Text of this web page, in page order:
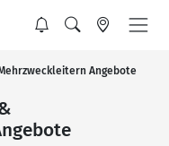
Angebote